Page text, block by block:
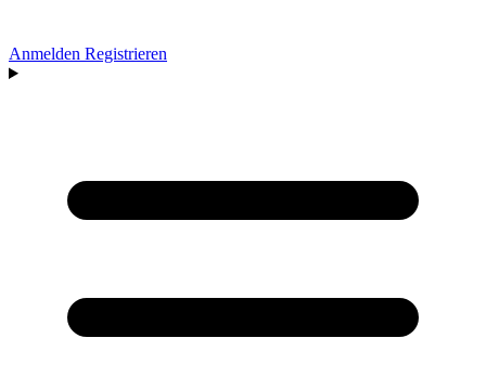
Anmelden Registrieren